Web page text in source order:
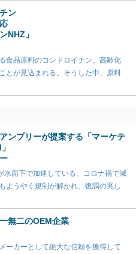
ン
NHZ」
食品原料のコンドロイチン。高齢化
とが見込まれる。そうした中、原料
ンプリーが提案する「マーケテ
水面下で加速している。コロナ禍で減
ようやく規制が解かれ、復調の兆し
無二のOEM企業
ーカーとして絶大な信頼を獲得して